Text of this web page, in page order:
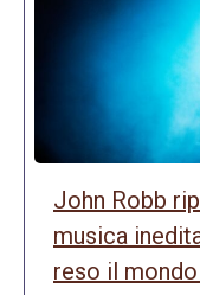
John Robb
musica
reso il